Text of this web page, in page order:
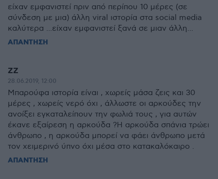
είχαν εμφανιστεί πριν από περίπου 10 μέρες (σε
σύνδεση με μια) άλλη viral ιστορία στα social media
καλύτερα ...είχαν εμφανιστεί ξανά σε μιαν άλλη...
ΑΠΑΝΤΗΣΗ
ZZ
28.06.2019, 12:00
Μπαρούφα ιστορία είναι , χωρείς μάσα ζεις και 30
μέρες , χωρείς νερό όχι , άλλωστε οι αρκούδες την
ανοίξει εγκαταλείπουν την φωλιά τους , για αυτών
έκανε εξαίρεση η αρκούδα ?Η αρκούδα σπάνια τρώει
άνθρωπο , η αρκούδα μπορεί να φάει άνθρωπο μετά
τον χειμερινό ύπνο όχι μέσα στο κατακαλόκαιρο .
ΑΠΑΝΤΗΣΗ